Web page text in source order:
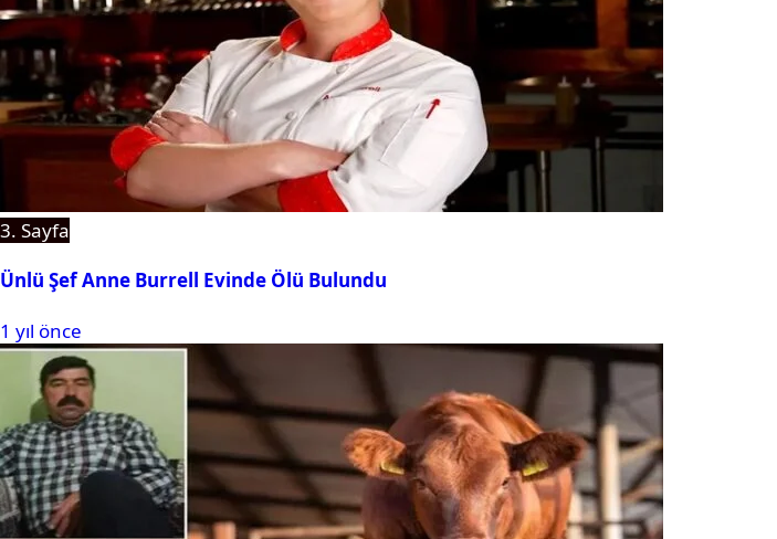
3. Sayfa
Ünlü Şef Anne Burrell Evinde Ölü Bulundu
1 yıl önce